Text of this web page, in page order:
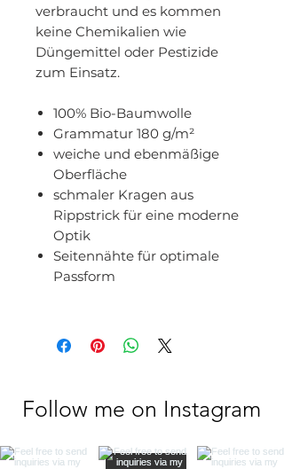
verbraucht und es kommen
keine Chemikalien wie
Düngemittel oder Pestizide
zum Einsatz.
100% Bio-Baumwolle
Grammatur 180 g/m²
weiche und ebenmäßige
Oberfläche
schmaler Kragen aus
Rippstrick für eine moderne
Optik
Seitennähte für optimale
Passform
Follow me on Instagram